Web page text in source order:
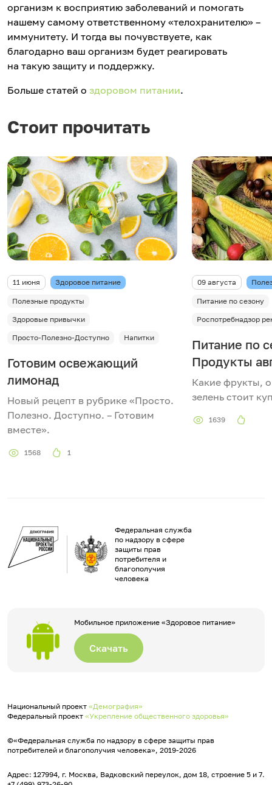
организм к восприятию заболеваний и помогать
нашему самому ответственному «телохранителю» –
иммунитету. И тогда вы почувствуете, как
благодарно ваш организм будет реагировать
на такую защиту и поддержку.
Больше статей о здоровом питании.
Стоит прочитать
11 июня Здоровое питание
Полезные продукты
Здоровые привычки
Просто-Полезно-Доступно
Напитки
Готовим освежающий
лимонад
Новый рецепт в рубрике «Просто.
Полезно. Доступно. – Готовим
вместе».
1568 1
09 августа
Питание по сезону
Роспотребнадзор
Питание по
Продукты
Какие фрукты,
зелень стоит
1639
Федеральная служба
по надзору в сфере
защиты прав
потребителя и
благополучия
человека
Мобильное приложение «Здоровое питание»
Скачать
Национальный проект «Демография»
Федеральный проект «Укрепление общественного здоровья»
©«Федеральная служба по надзору в сфере защиты прав
потребителей и благополучия человека», 2019-2026
Адрес: 127994, г. Москва, Вадковский переулок, дом 18, строение 5 и 7.